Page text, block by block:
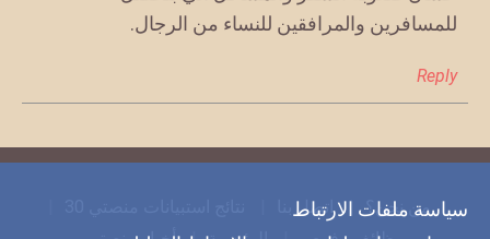
سياسة ملفات الارتباط
للمسافرين والمرافقين للنساء من الرجال.
Reply
من نحن؟ اتصل بنا